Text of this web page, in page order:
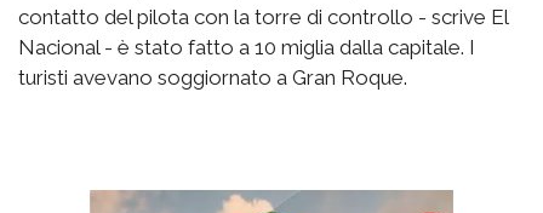
contatto del pilota con la torre di controllo - scrive El
Nacional - è stato fatto a 10 miglia dalla capitale. I
turisti avevano soggiornato a Gran Roque.